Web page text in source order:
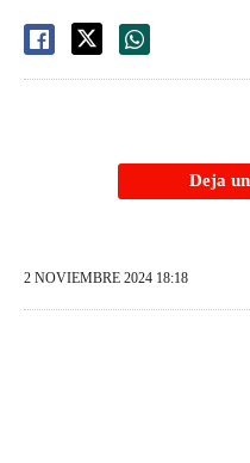
Deja
2 NOVIEMBRE 2024 18:18